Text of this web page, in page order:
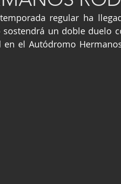
regular ha
sostendrá un doble duelo
en el Autódromo